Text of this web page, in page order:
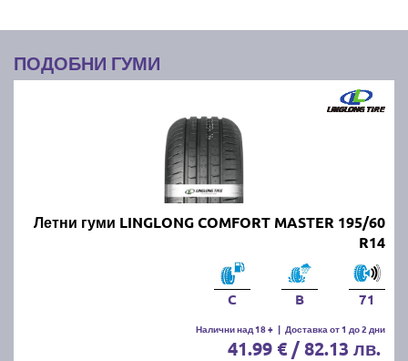
ПОДОБНИ ГУМИ
Летни гуми LINGLONG COMFORT MASTER 195/60
R14
C B 71
Налични над 18 + | Доставка от 1 до 2 дни
41.99 € / 82.13 лв.